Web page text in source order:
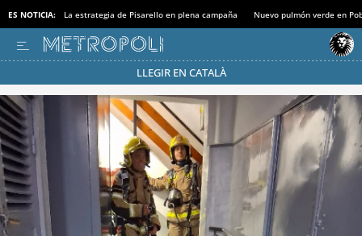
ES NOTICIA: La estrategia de Pisarello en plena campaña Nuevo pulmón verde en
LLEGIR EN CATALÀ
Pásate al MODO AHORRO